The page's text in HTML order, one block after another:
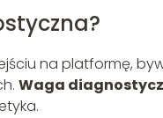
na platformę,
Waga